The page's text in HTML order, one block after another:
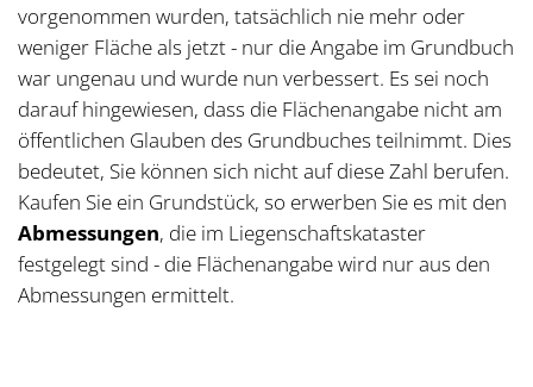
vorgenommen wurden, tatsächlich nie mehr oder
weniger Fläche als jetzt - nur die Angabe im Grundbuch
war ungenau und wurde nun verbessert. Es sei noch
darauf hingewiesen, dass die Flächenangabe nicht am
öffentlichen Glauben des Grundbuches teilnimmt. Dies
bedeutet, Sie können sich nicht auf diese Zahl berufen.
Kaufen Sie ein Grundstück, so erwerben Sie es mit den
Abmessungen, die im Liegenschaftskataster
festgelegt sind - die Flächenangabe wird nur aus den
Abmessungen ermittelt.